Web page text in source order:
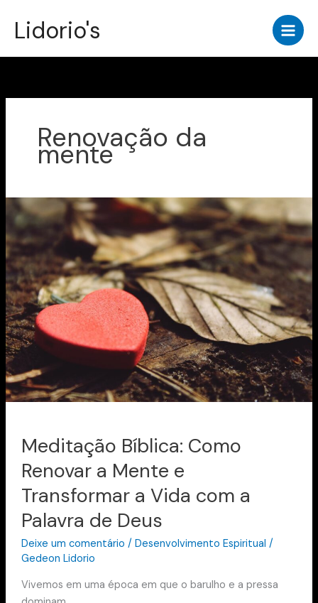
para
conteúdo
Lidorio's
Renovação da
mente
Meditação Bíblica: Como
Renovar a Mente e
Transformar a Vida com a
Palavra de Deus
Deixe um comentário / Desenvolvimento Espiritual /
Gedeon Lidorio
Vivemos em uma época em que o barulho e a pressa
Meditação
Bíblica:
Como
Renovar
a
Mente
e
Transformar
a
com
a
Deus